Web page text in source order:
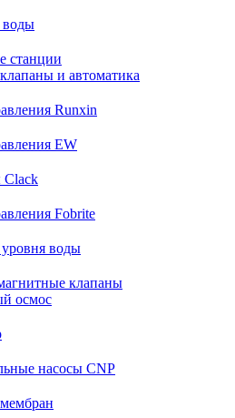
воды
станции
и автоматика
Runxin
EW
Clack
Fobrite
воды
клапаны
осмос
насосы CNP